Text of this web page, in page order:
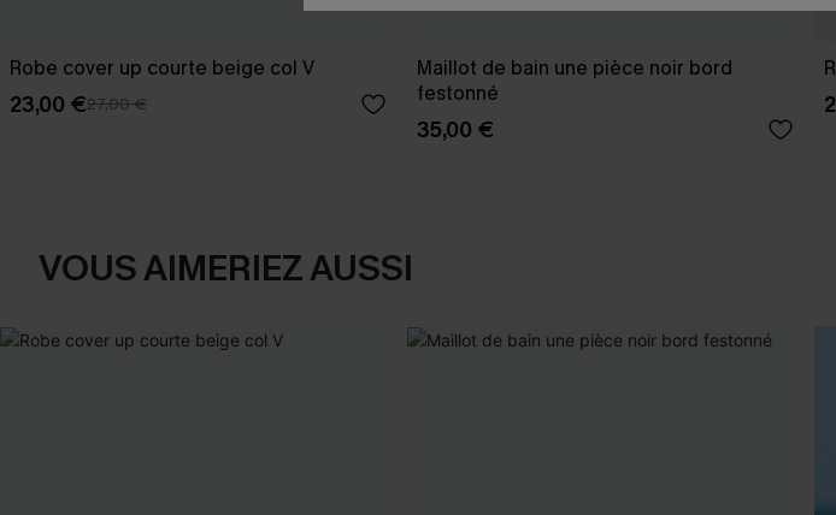
Robe cover up courte beige col V
23,00 €27,00 €
Maillot de bain une pièce noir bord
festonné
35,00 €
VOUS AIMERIEZ AUSSI